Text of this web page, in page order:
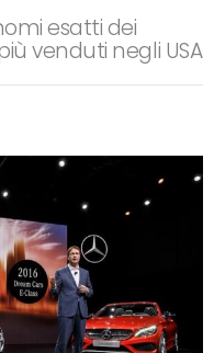
esatti dei
venduti negli USA